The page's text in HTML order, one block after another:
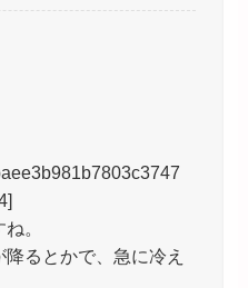
。
るとかで、急に冷え